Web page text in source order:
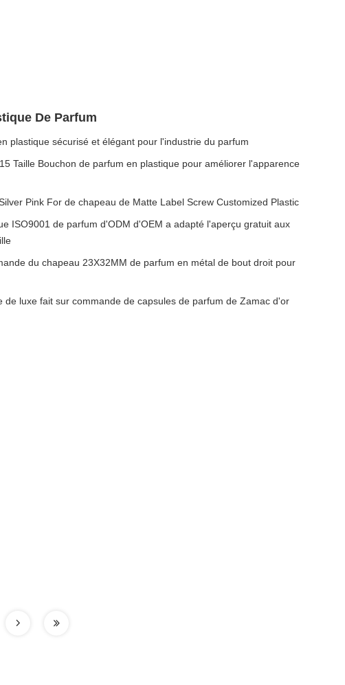
De Parfum
plastique sécurisé et élégant pour l'industrie du parfum
Taille Bouchon de parfum en plastique pour améliorer l'apparence
Pink For de chapeau de Matte Label Screw Customized Plastic
ISO9001 de parfum d'ODM d'OEM a adapté l'aperçu gratuit aux
du chapeau 23X32MM de parfum en métal de bout droit pour
de luxe fait sur commande de capsules de parfum de Zamac d'or